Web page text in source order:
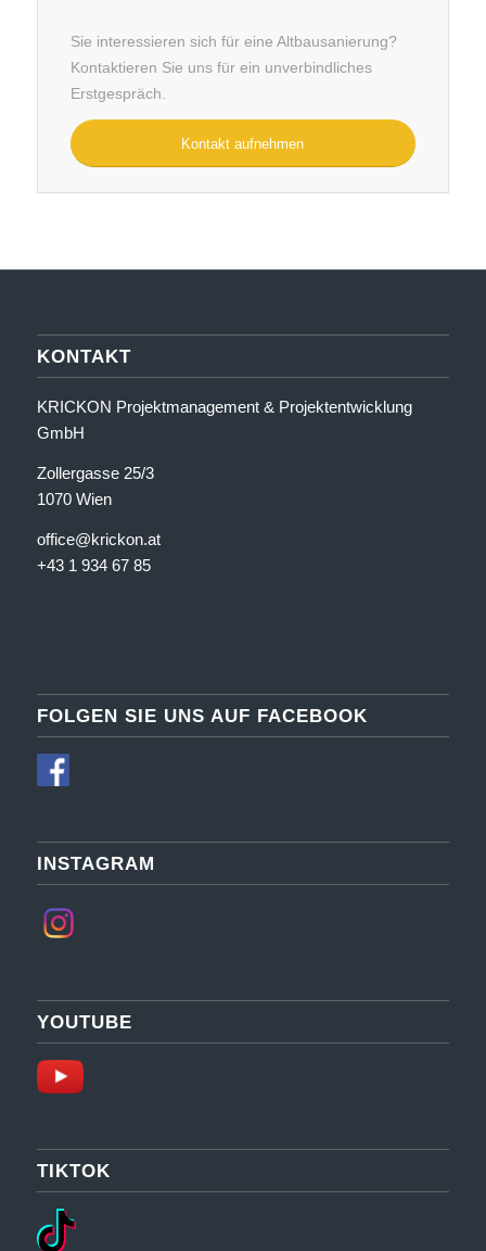
Sie interessieren sich für eine Altbausanierung?
Kontaktieren Sie uns für ein unverbindliches
Erstgespräch.
Kontakt aufnehmen
KONTAKT
KRICKON Projektmanagement & Projektentwicklung
GmbH
Zollergasse 25/3
1070 Wien
office@krickon.at
+43 1 934 67 85
FOLGEN SIE UNS AUF FACEBOOK
INSTAGRAM
YOUTUBE
TIKTOK